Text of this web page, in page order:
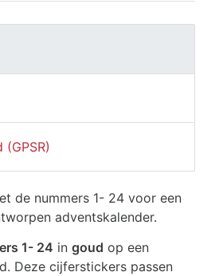
de nummers 1- 24 voor een
adventskalender.
1- 24 in goud op een
Deze cijferstickers passen